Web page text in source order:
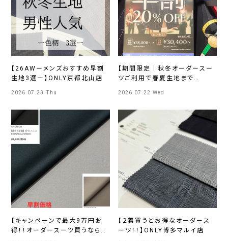
【26AWーメンズおすすめ早割
生地3選ー】ONLY京都北山店
2026.07.23 Thu
【期間限定｜秋冬オーダースー
ツご利用で春夏生地まで
2026.07.22 Wed
【キャンペーンで最大9万円お
得！！オーダースーツ買うなら今
【２着買うとお得なオーダース
ーツ！！】ONLY博多マルイ店